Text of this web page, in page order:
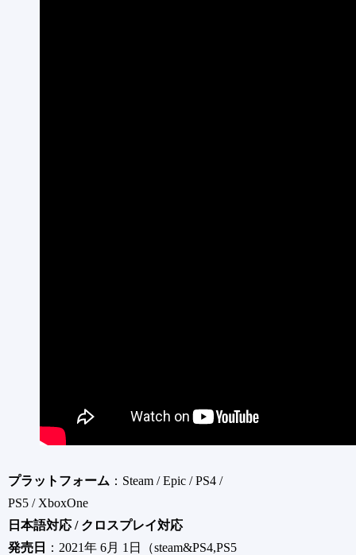
プラットフォーム ：Steam / Epic / PS4 /
PS5 / XboxOne
日本語対応 / クロスプレイ対応
発売日
：2021年 6月 1日（steam&PS4,PS5